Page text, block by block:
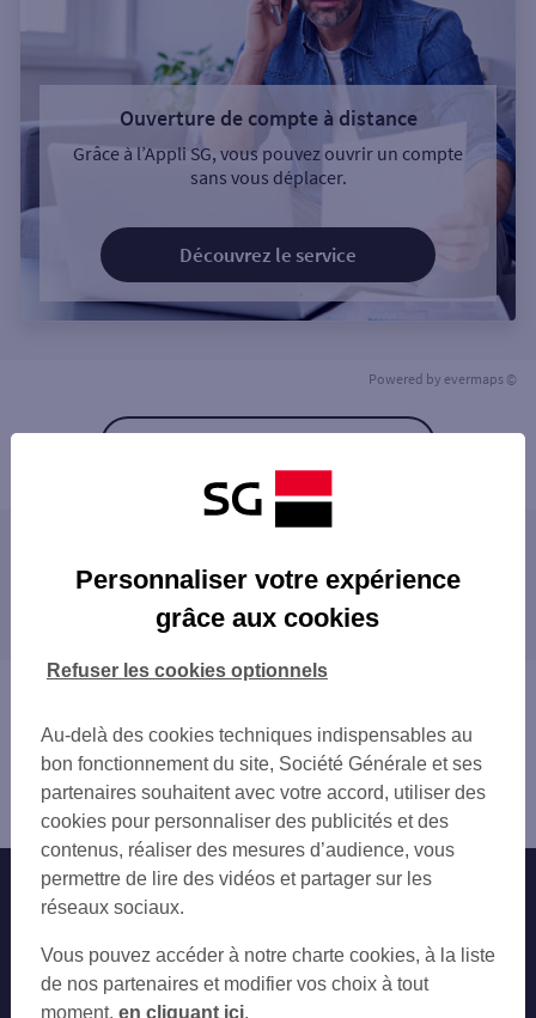
Ouverture de compte à distance
Grâce à l’Appli SG, vous pouvez ouvrir un compte
sans vous déplacer.
Découvrez le service
Powered by evermaps ©
LE PLESSIS BELLEVILLE
SAINT SOUPPLETS
LOUVRES
FOSSES
VILLEPARISIS
TREMBLAY VERT GALANT
GOUSSAINVILLE
VILLEPINTE PARIS ND 2
SEVRAN BUSSIERE
MEAUX VICTOR HUGO
AULNAY/BOIS VIEUX PAYS
GONESSE CENTRE
Les agences SG dans les villes à proximité
CLAYE-SOUILLY
TREMBLAY-EN-FRANCE
VILLEPINTE
GOUSSAINVILLE
SEVRAN
SENLIS
AULNAY-SOUS-BOIS
MEAUX
CLICHY-SOUS-BOIS
LIVRY-GARGAN
Dammartin en Goële
Agence DAMMARTIN EN GOELE
Nos engagements Nous contacter
Autres sites SG
Professionnels
Personnaliser votre expérience
grâce aux cookies
Au-delà des cookies techniques indispensables au
bon fonctionnement du site, Société Générale et ses
partenaires souhaitent avec votre accord, utiliser des
cookies pour personnaliser des publicités et des
contenus, réaliser des mesures d’audience, vous
permettre de lire des vidéos et partager sur les
réseaux sociaux.
Vous pouvez accéder à notre charte cookies, à la liste
de nos partenaires et modifier vos choix à tout
moment, en cliquant ici.
Refuser les cookies optionnels